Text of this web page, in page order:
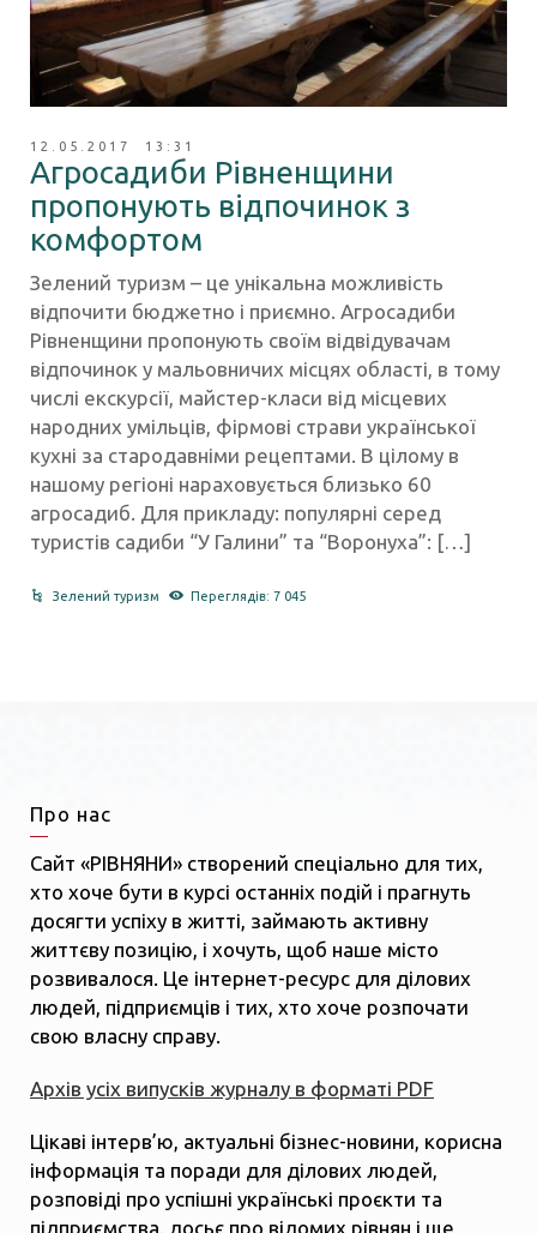
12.05.2017 13:31
Агросадиби Рівненщини
пропонують відпочинок з
комфортом
Зелений туризм – це унікальна можливість
відпочити бюджетно і приємно. Агросадиби
Рівненщини пропонують своїм відвідувачам
відпочинок у мальовничих місцях області, в тому
числі екскурсії, майстер-класи від місцевих
народних умільців, фірмові страви української
кухні за стародавніми рецептами. В цілому в
нашому регіоні нараховується близько 60
агросадиб. Для прикладу: популярні серед
туристів садиби “У Галини” та “Воронуха”: […]
Зелений туризм Переглядів: 7 045
Про нас
Сайт «РІВНЯНИ» створений спеціально для тих,
хто хоче бути в курсі останніх подій і прагнуть
досягти успіху в житті, займають активну
життєву позицію, і хочуть, щоб наше місто
розвивалося. Це інтернет-ресурс для ділових
людей, підприємців і тих, хто хоче розпочати
свою власну справу.
Архів усіх випусків журналу в форматі PDF
Цікаві інтерв’ю, актуальні бізнес-новини, корисна
інформація та поради для ділових людей,
розповіді про успішні українські проєкти та
підприємства, досьє про відомих рівнян і ще